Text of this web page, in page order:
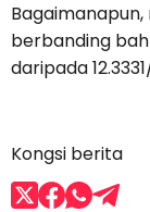
berbanding
daripada
Kongsi berita